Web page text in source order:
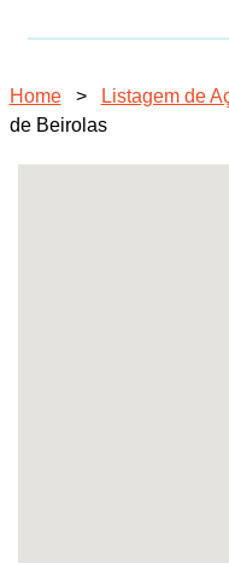
Home > Listagem de
de Beirolas